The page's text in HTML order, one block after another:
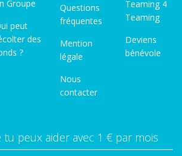
Groupe
peut
des
?
Questions
fréquentes
Mention
légale
Nous
contacter
Teaming 4
Teaming
Deviens
bénévole
peux aider avec 1 € par mois